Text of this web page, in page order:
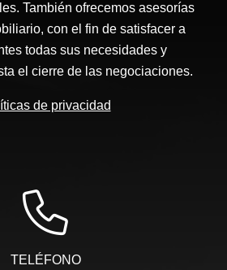
También ofrecemos asesorías
con el fin de satisfacer a
todas sus necesidades y
el cierre de las negociaciones.
de privacidad
TELÉFONO